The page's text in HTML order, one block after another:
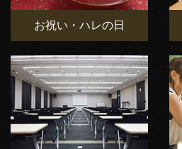
お祝い・ハレの日